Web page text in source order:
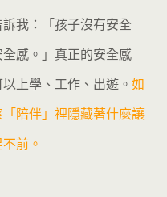
我：「孩子沒有安全
感。」真正的安全感
上學、工作、出遊。 如
陪伴」裡隱藏著什麼讓
前。